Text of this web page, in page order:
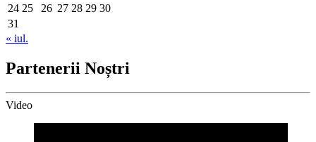
24 25 26 27 28 29 30
31
« iul.
Partenerii Noștri
Video